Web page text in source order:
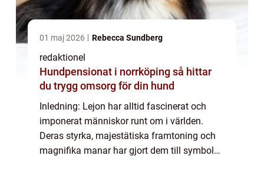
01 maj 2026 Rebecca Sundberg
redaktionel
Hundpensionat i norrköping så hittar
du trygg omsorg för din hund
Inledning: Lejon har alltid fascinerat och
imponerat människor runt om i världen.
Deras styrka, majestätiska framtoning och
magnifika manar har gjort dem till symboler